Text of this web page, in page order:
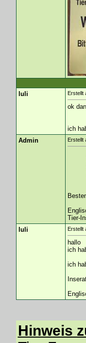
luli Erstellt
ok
ich
Admin
Erstellt
Tier-
luli
Erstellt
hallo
ich
ich
Hinweis